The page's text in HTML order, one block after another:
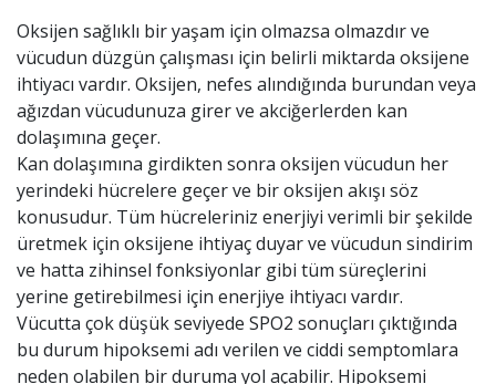
Oksijen sağlıklı bir yaşam için olmazsa olmazdır ve
vücudun düzgün çalışması için belirli miktarda oksijene
ihtiyacı vardır. Oksijen, nefes alındığında burundan veya
ağızdan vücudunuza girer ve akciğerlerden kan
dolaşımına geçer.
Kan dolaşımına girdikten sonra oksijen vücudun her
yerindeki hücrelere geçer ve bir oksijen akışı söz
konusudur. Tüm hücreleriniz enerjiyi verimli bir şekilde
üretmek için oksijene ihtiyaç duyar ve vücudun sindirim
ve hatta zihinsel fonksiyonlar gibi tüm süreçlerini
yerine getirebilmesi için enerjiye ihtiyacı vardır.
Vücutta çok düşük seviyede SPO2 sonuçları çıktığında
bu durum hipoksemi adı verilen ve ciddi semptomlara
neden olabilen bir duruma yol açabilir. Hipoksemi